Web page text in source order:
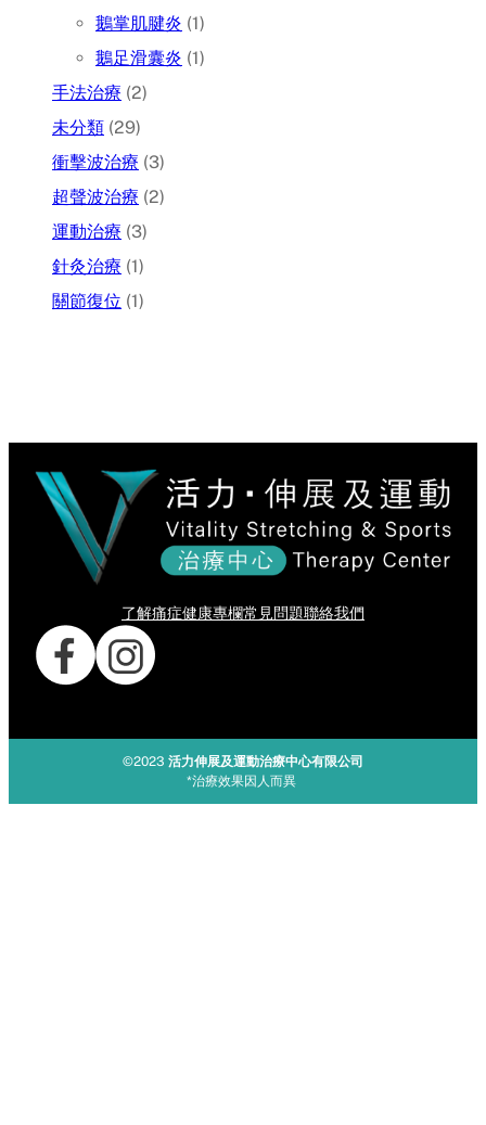
鵝掌肌腱炎 (1)
鵝足滑囊炎 (1)
手法治療 (2)
未分類 (29)
衝擊波治療 (3)
超聲波治療 (2)
運動治療 (3)
針灸治療 (1)
關節復位 (1)
了解痛症健康專欄常見問題聯絡我們
©2023 活力伸展及運動治療中心有限公司
*治療效果因人而異